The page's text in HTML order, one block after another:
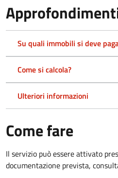
Su quali immobili si deve
Come si calcola?
Ulteriori informazioni
Come fare
Il servizio può essere attivato
documentazione prevista,